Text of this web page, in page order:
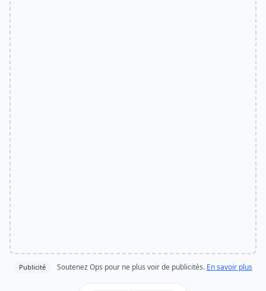
Publicité Soutenez Ops pour ne plus voir de publicités. En savoir plus